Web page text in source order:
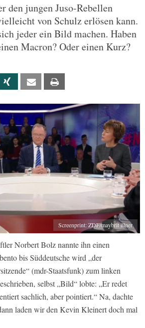
den jungen Juso-Rebellen
von Schulz erlösen kann.
jeder ein Bild machen. Haben
Macron? Oder einen Kurz?
Xing Email
Screenprint: ZDF/maybrit illner
Norbert Bolz nannte ihn einen
bis Süddeutsche wird „der
(mdr-Staatsfunk) zum linken
selbst „Bild“ lobte: „Er redet
sachlich, aber pointiert.“ Na, dachte
laden wir den Kevin Kleinert doch mal